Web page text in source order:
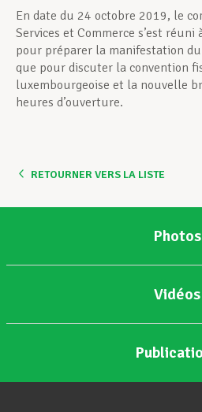
En date du 24 octobre 2019, le
Services et Commerce s’est réuni
pour préparer la manifestation
que pour discuter la convention
luxembourgeoise et la nouvelle
heures d’ouverture.
RETOURNER VERS LA LISTE
Photos
Vidéos